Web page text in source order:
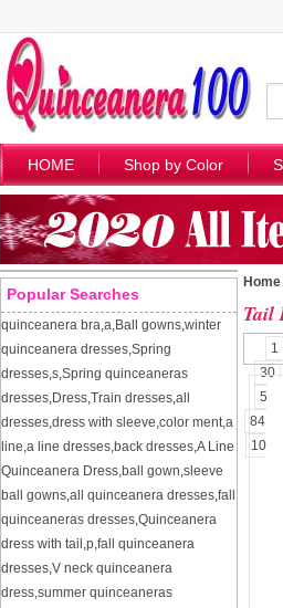
HOME Shop by Color
Popular Searches
quinceanera bra,a,Ball gowns,winter
quinceanera dresses,Spring
dresses,s,Spring quinceaneras
dresses,Dress,Train dresses,all
dresses,dress with sleeve,color ment,a
line,a line dresses,back dresses,A Line
Quinceanera Dress,ball gown,sleeve
ball gowns,all quinceanera dresses,fall
quinceaneras dresses,Quinceanera
dress with tail ,p,fall quinceanera
dresses,V neck quinceanera
dress,summer quinceaneras
Home
Tail
1
30
57
84
109